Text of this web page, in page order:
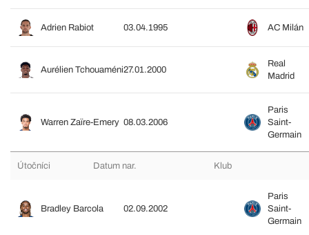
Adrien Rabiot 03.04.1995 AC Milán
Aurélien Tchouaméni27.01.2000
Real
Madrid
Warren Zaïre-Emery 08.03.2006
Paris
Saint-
Germain
Útočníci Datum nar. Klub
Bradley Barcola 02.09.2002
Paris
Saint-
Germain